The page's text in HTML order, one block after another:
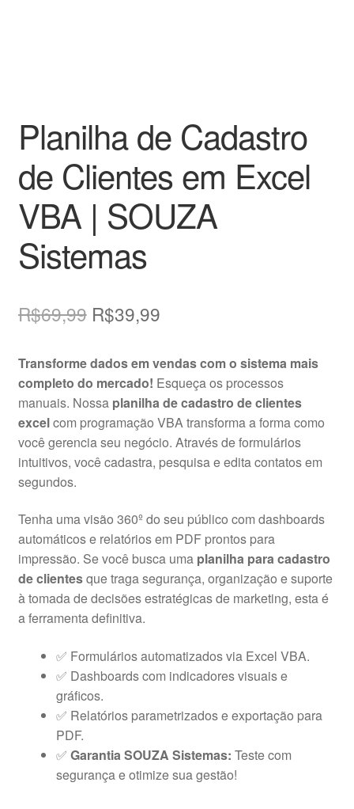
Planilha de Cadastro
de Clientes em Excel
VBA | SOUZA
Sistemas
R$69,99 O
original
era:
R$69,99.
R$39,99O
atual
é:
R$39,99.
Transforme dados em vendas com o sistema mais
completo do mercado! Esqueça os processos
manuais. Nossa planilha de cadastro de clientes
excelcom programação VBA transforma a forma como
você gerencia seu negócio. Através de formulários
intuitivos, você cadastra, pesquisa e edita contatos em
segundos.
Tenha uma visão 360º do seu público com dashboards
automáticos e relatórios em PDF prontos para
impressão. Se você busca uma planilha para cadastro
de clientesque traga segurança, organização e suporte
à tomada de decisões estratégicas de marketing, esta é
a ferramenta definitiva.
✅ Formulários automatizados via Excel VBA.
✅ Dashboards com indicadores visuais e
gráficos.
✅ Relatórios parametrizados e exportação para
PDF.
✅ Garantia SOUZA Sistemas: Teste com
segurança e otimize sua gestão!